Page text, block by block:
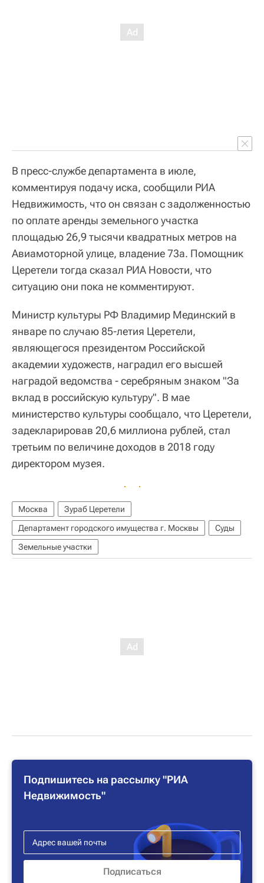
В пресс-службе департамента в июле,
комментируя подачу иска, сообщили РИА
Недвижимость, что он связан с задолженностью
по оплате аренды земельного участка
площадью 26,9 тысячи квадратных метров на
Авиамоторной улице, владение 73а. Помощник
Церетели тогда сказал РИА Новости, что
ситуацию они пока не комментируют.
Министр культуры РФ Владимир Мединский в
январе по случаю 85-летия Церетели,
являющегося президентом Российской
академии художеств, наградил его высшей
наградой ведомства - серебряным знаком "За
вклад в российскую культуру". В мае
министерство культуры сообщало, что Церетели,
задекларировав 20,6 миллиона рублей, стал
третьим по величине доходов в 2018 году
директором музея.
Москва
Зураб Церетели
Департамент городского имущества г. Москвы
Суды
Земельные участки
Подпишитесь на рассылку "РИА
Недвижимость"